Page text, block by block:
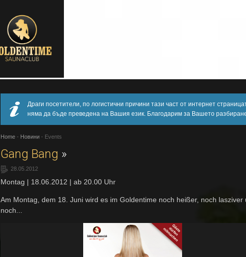
Драги посетители, по логистични причини тази част от интернет
няма да бъде преведена на Вашия език. Благодарим за Вашето
Home - Новини - Events
Gang Bang »
28.05.2012
Montag | 18.06.2012 | ab 20.00 Uhr
Am Montag, dem 18. Juni wird es im Goldentime noch heißer, noch lasziver
noch...